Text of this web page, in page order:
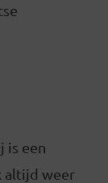
is een
altijd weer